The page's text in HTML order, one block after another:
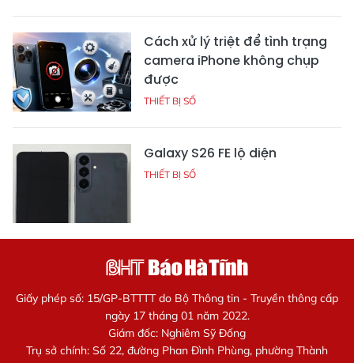
Cách xử lý triệt để tình trạng
camera iPhone không chụp
được
THIẾT BỊ SỐ
Galaxy S26 FE lộ diện
THIẾT BỊ SỐ
Giấy phép số: 15/GP-BTTTT do Bộ Thông tin - Truyền thông cấp
ngày 17 tháng 01 năm 2022.
Giám đốc: Nghiêm Sỹ Đống
Trụ sở chính: Số 22, đường Phan Đình Phùng, phường Thành